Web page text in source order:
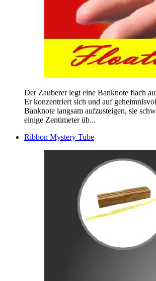
Der Zauberer legt eine Banknote flach
Er konzentriert sich und auf
Banknote langsam aufzusteigen, sie
einige Zentimeter üb...
Ribbon Mystery Tube